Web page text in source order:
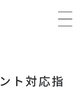
ト対応指